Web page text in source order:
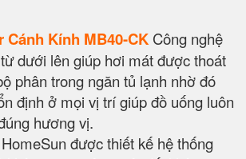
Cánh Kính MB40-CK Công nghệ
dưới lên giúp hơi mát được thoát
phân trong ngăn tủ lạnh nhờ đó
định ở mọi vị trí giúp đồ uống luôn
hương vị.
được thiết kế hệ thống